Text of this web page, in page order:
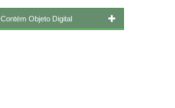
Contém Objeto Digital